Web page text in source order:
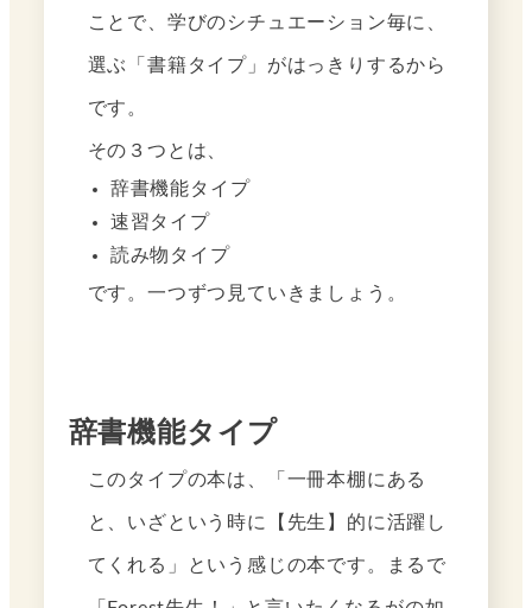
ことで、学びのシチュエーション毎に、
選ぶ「書籍タイプ」がはっきりするから
です。
その３つとは、
辞書機能タイプ
速習タイプ
読み物タイプ
です。一つずつ見ていきましょう。
辞書機能タイプ
このタイプの本は、「一冊本棚にある
と、いざという時に【先生】的に活躍し
てくれる」という感じの本です。まるで